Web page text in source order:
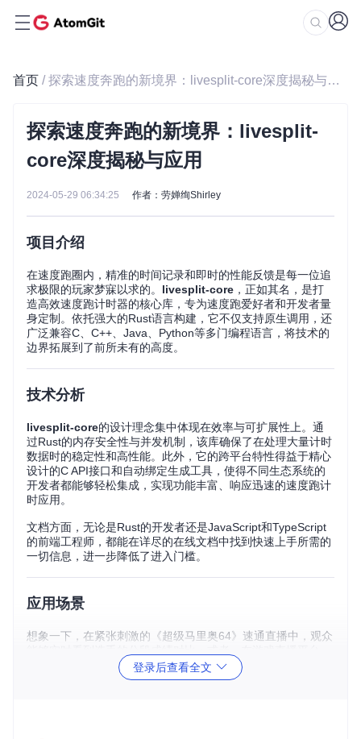
首页 / 探索速度奔跑的新境界：livesplit-core深度揭秘与应用
探索速度奔跑的新境界：livesplit-
core深度揭秘与应用
2024-05-29 06:34:25 作者：劳婵绚Shirley
项目介绍
在速度跑圈内，精准的时间记录和即时的性能反馈是每一位追
求极限的玩家梦寐以求的。 livesplit-core ，正如其名，是打
造高效速度跑计时器的核心库，专为速度跑爱好者和开发者量
身定制。依托强大的Rust语言构建，它不仅支持原生调用，还
广泛兼容C、C++、Java、Python等多门编程语言，将技术的
边界拓展到了前所未有的高度。
技术分析
livesplit-core的设计理念集中体现在效率与可扩展性上。通
过Rust的内存安全性与并发机制，该库确保了在处理大量计时
数据时的稳定性和高性能。此外，它的跨平台特性得益于精心
设计的C API接口和自动绑定生成工具，使得不同生态系统的
开发者都能够轻松集成，实现功能丰富、响应迅速的速度跑计
时应用。
文档方面，无论是Rust的开发者还是JavaScript和TypeScript
的前端工程师，都能在详尽的在线文档中找到快速上手所需的
一切信息，进一步降低了进入门槛。
应用场景
想象一下，在紧张刺激的《超级马里奥64》速通直播中，观众
livesplit-core驱动的插件无缝集成至OBS，为数万观众
提供专业级别的计时展示。不仅如此，livesplit-core
登录后查看全文